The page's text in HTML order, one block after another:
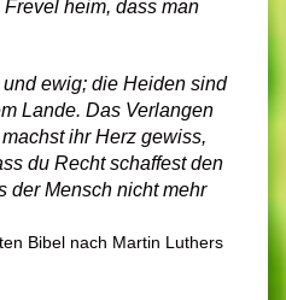
heim, dass man
ewig; die Heiden sind
Lande. Das Verlangen
ihr Herz gewiss,
du Recht schaffest den
der Mensch nicht mehr
Bibel nach Martin Luthers